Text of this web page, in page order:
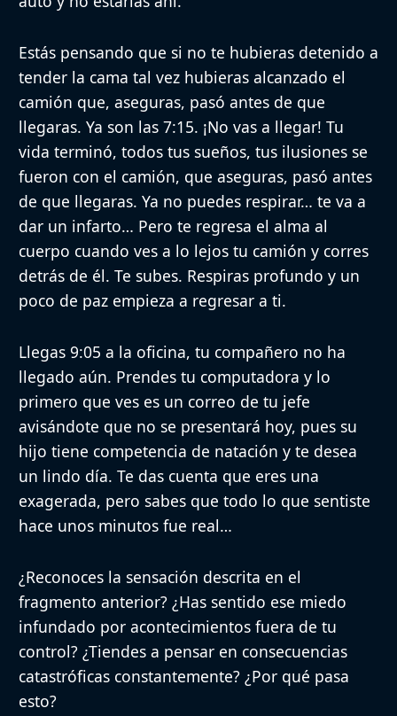
Estás pensando que si no te hubieras detenido a
tender la cama tal vez hubieras alcanzado el
camión que, aseguras, pasó antes de que
llegaras. Ya son las 7:15. ¡No vas a llegar! Tu
vida terminó, todos tus sueños, tus ilusiones se
fueron con el camión, que aseguras, pasó antes
de que llegaras. Ya no puedes respirar… te va a
dar un infarto… Pero te regresa el alma al
cuerpo cuando ves a lo lejos tu camión y corres
detrás de él. Te subes. Respiras profundo y un
poco de paz empieza a regresar a ti.
Llegas 9:05 a la oficina, tu compañero no ha
llegado aún. Prendes tu computadora y lo
primero que ves es un correo de tu jefe
avisándote que no se presentará hoy, pues su
hijo tiene competencia de natación y te desea
un lindo día. Te das cuenta que eres una
exagerada, pero sabes que todo lo que sentiste
hace unos minutos fue real…
¿Reconoces la sensación descrita en el
fragmento anterior? ¿Has sentido ese miedo
infundado por acontecimientos fuera de tu
control? ¿Tiendes a pensar en consecuencias
catastróficas constantemente? ¿Por qué pasa
esto?